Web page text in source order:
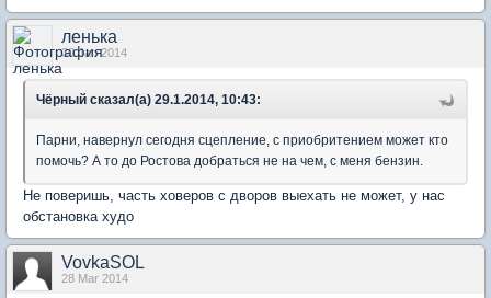
ленька
30 Jan 2014
Чёрный сказал(а) 29.1.2014, 10:43:
Парни, навернул сегодня сцепление, с приобритением может кто
помочь? А то до Ростова добраться не на чем, с меня бензин.
Не поверишь, часть ховеров с дворов выехать не может, у нас
обстановка худо
VovkaSOL
28 Mar 2014